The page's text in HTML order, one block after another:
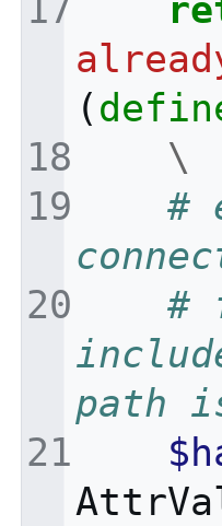
(
\
#
#
path